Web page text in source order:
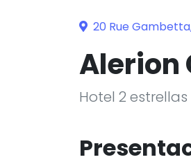
20 Rue
Alerion
Hotel 2 estrellas